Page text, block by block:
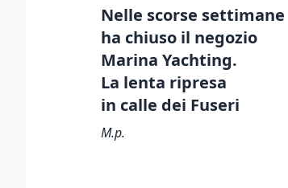
Nelle scorse settimane
ha chiuso il negozio
Marina Yachting.
La lenta ripresa
in calle dei Fuseri
M.p.